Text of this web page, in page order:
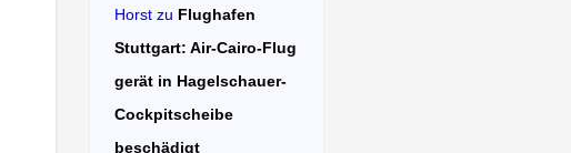
Horstzu Flughafen
Stuttgart: Air-Cairo-Flug
gerät in Hagelschauer-
Cockpitscheibe
beschädigt